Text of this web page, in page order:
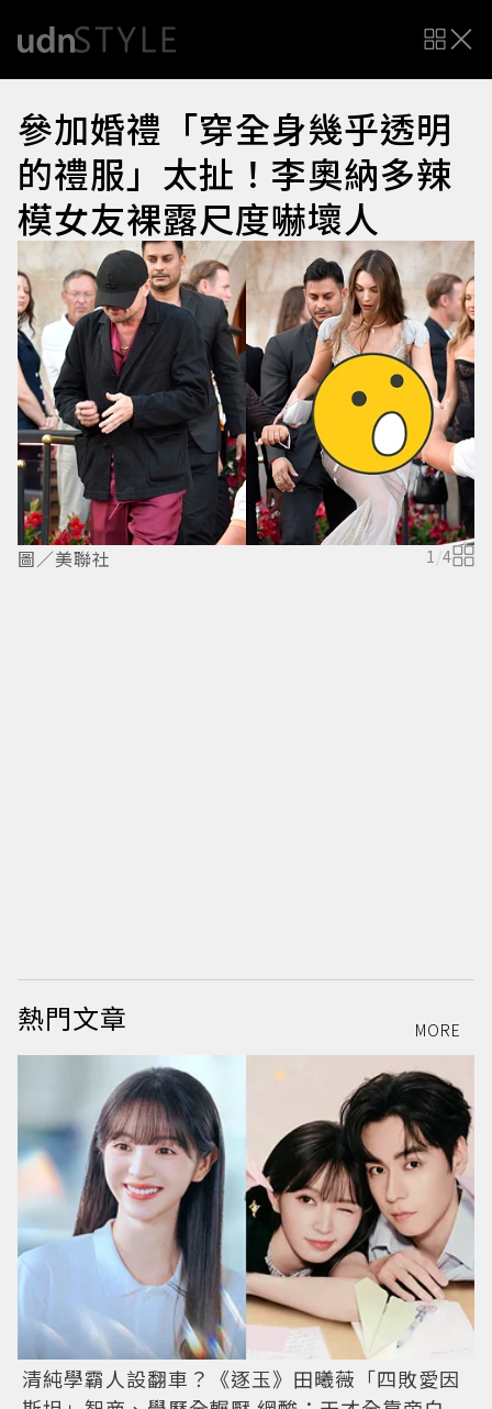
參加婚禮「穿全身幾乎透明
的禮服」太扯！李奧納多辣
模女友裸露尺度嚇壞人
圖／美聯社 1/4
熱門文章 MORE
清純學霸人設翻車？《逐玉》田曦薇「四敗愛因